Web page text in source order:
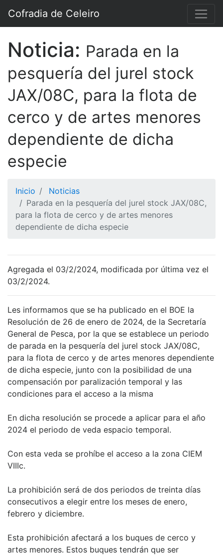
Cofradia de Celeiro
Noticia: Parada en la
pesquería del jurel stock
JAX/08C, para la flota de
cerco y de artes menores
dependiente de dicha
especie
Inicio
Noticias
Parada en la pesquería del jurel stock JAX/08C,
para la flota de cerco y de artes menores
dependiente de dicha especie
Agregada el 03/2/2024, modificada por última vez el
03/2/2024.
Les informamos que se ha publicado en el BOE la
Resolución de 26 de enero de 2024, de la Secretaría
General de Pesca, por la que se establece un periodo
de parada en la pesquería del jurel stock JAX/08C,
para la flota de cerco y de artes menores dependiente
de dicha especie, junto con la posibilidad de una
compensación por paralización temporal y las
condiciones para el acceso a la misma
En dicha resolución se procede a aplicar para el año
2024 el periodo de veda espacio temporal.
Con esta veda se prohíbe el acceso a la zona CIEM
VIIIc.
La prohibición será de dos periodos de treinta días
consecutivos a elegir entre los meses de enero,
febrero y diciembre.
Esta prohibición afectará a los buques de cerco y
artes menores. Estos buques tendrán que ser